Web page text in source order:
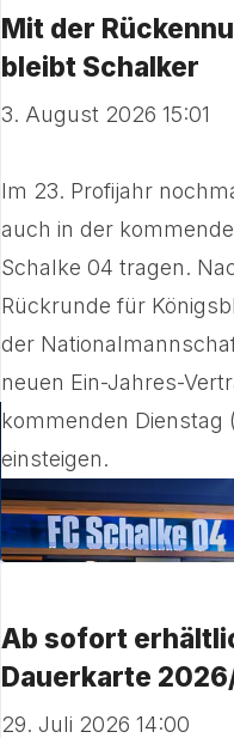
Mit der
bleibt Schalker
3. August 2026 15:01
Im 23. Profijahr
auch in der
Schalke 04 tragen.
Rückrunde für
der
neuen Ein-Jahres-
kommenden Dienstag
einsteigen.
Ab sofort
Dauerkarte
29. Juli 2026 14:00